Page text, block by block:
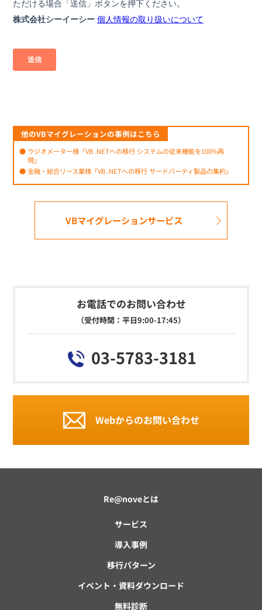
他のVBマイグレーションの事例はこちら
ラジオメーター様「VB .NETへの移行 システムの従来機能を100%再
現」
金融・総合リース業様「VB .NETへの移行 サードパーティ製品の集約」
VBマイグレーションサービス
お電話でのお問い合わせ
（受付時間：平日9:00-17:45）
03-5783-3181
Webからのお問い合わせ
Re@noveとは
サービス
導入事例
移行パターン
イベント・資料ダウンロード
無料診断